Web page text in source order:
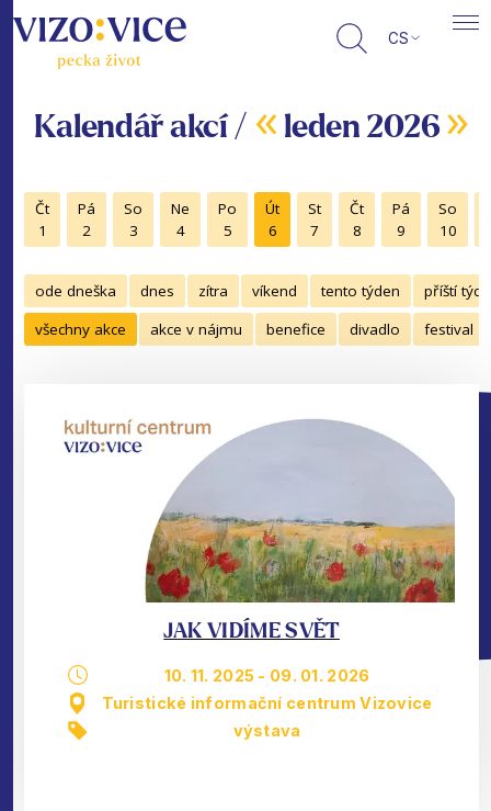
CS
Kalendář akcí / « leden 2026 »
Čt
1
Pá
2
So
3
Ne
4
Po
5
Út
6
St
7
Čt
8
Pá
9
So
10
ode dneška dnes zítra víkend tento týden
příští
všechny akce
akce v nájmu benefice divadlo festival
JAK VIDÍME SVĚT
10. 11. 2025 - 09. 01. 2026
Turistické informační centrum Vizovice
výstava